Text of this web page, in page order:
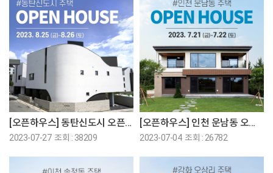
[오픈하우스] 동탄신도시 오픈하우스에 초대합니다!
2023-07-27 조회 : 38209
[오픈하우스] 인천 운남동 오픈하우스에 초대합니다!
2023-07-04 조회 : 26782